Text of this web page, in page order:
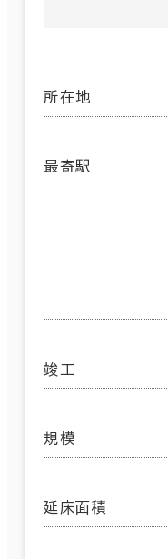
所在地
最寄駅
竣工
規模
延床面積